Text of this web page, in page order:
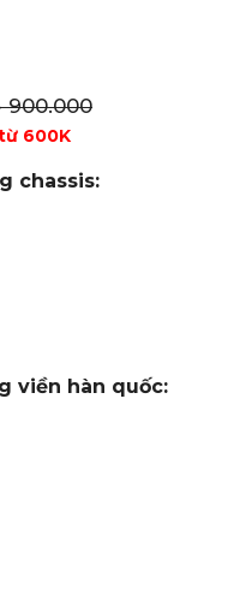
900.000
600K
chassis:
viền hàn quốc: